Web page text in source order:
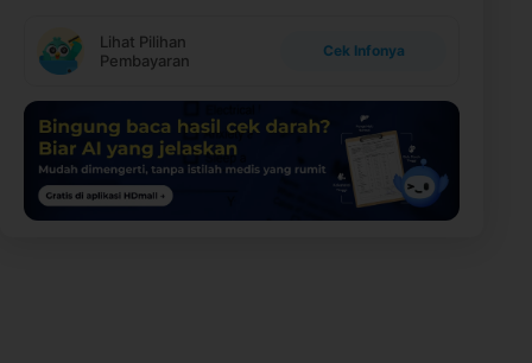
Lihat Pilihan
Pembayaran
Cek Infonya